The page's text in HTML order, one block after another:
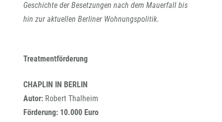
Geschichte der Besetzungen nach dem Mauerfall bis
hin zur aktuellen Berliner Wohnungspolitik.
Treatmentförderung
CHAPLIN IN BERLIN
Autor: Robert Thalheim
Förderung: 10.000 Euro